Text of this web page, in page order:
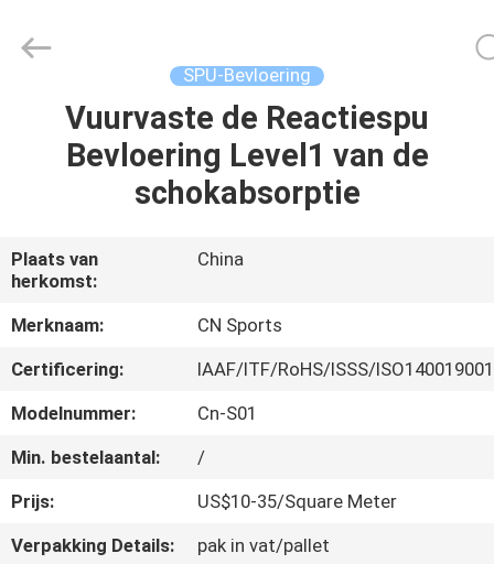
HUIS
PRODUCTEN
ONGEVEER
ONS
FABRIEKSREIS
CONTACTEER
ONS
Ltd..
SPU-Bevloering
Vuurvaste de Reactiespu
Bevloering Level1 van de
schokabsorptie
Plaats van
herkomst:
China
Merknaam:
CN Sports
Certificering:
IAAF/ITF/RoHS/ISSS/
Modelnummer:
Cn-S01
Min. bestelaantal:
/
Prijs:
US$10-35/Square Meter
Verpakking Details:
pak in vat/pallet